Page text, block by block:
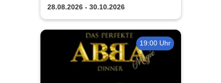
28.08.2026 - 30.10.2026
19:00 Uhr